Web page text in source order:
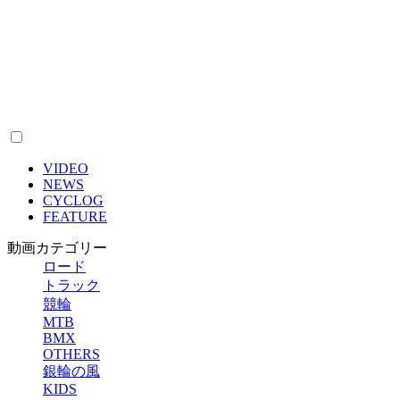
VIDEO
NEWS
CYCLOG
FEATURE
動画カテゴリー
ロード
トラック
競輪
MTB
BMX
OTHERS
銀輪の風
KIDS